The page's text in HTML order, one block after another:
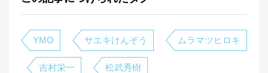
YMO サエキけんぞう ムラマツヒロキ
吉村栄一 松武秀樹